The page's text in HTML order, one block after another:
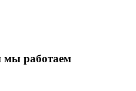
работаем